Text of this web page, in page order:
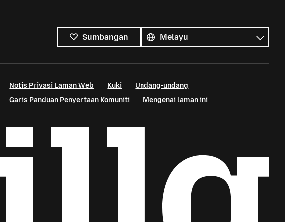
Sumbangan
bahasa
Bahasa
Notis Privasi Laman Web Kuki
Undang-undang
Garis Panduan Penyertaan Komuniti
Mengenai laman ini